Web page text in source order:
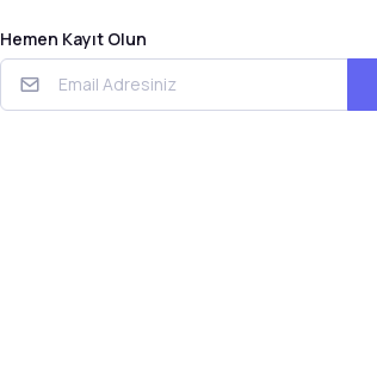
Hemen Kayıt Olun